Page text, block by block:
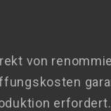
von
erfordert.